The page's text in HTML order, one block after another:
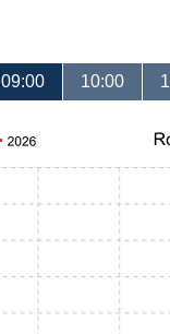
09:00 10:00